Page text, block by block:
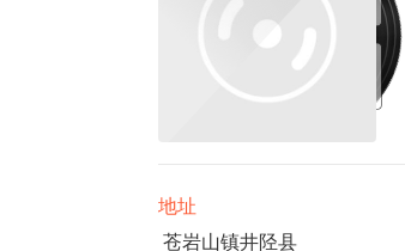
地址
苍岩山镇井陉县